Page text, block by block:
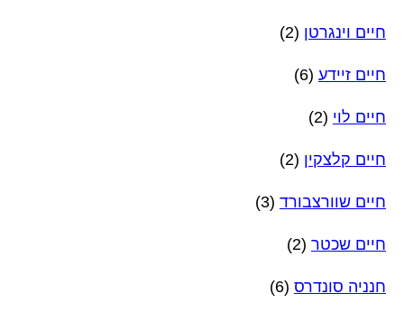
חיים וינגרטן (2)
חיים זיידע (6)
חיים לוי (2)
חיים קלצקין (2)
חיים שוורצבורד (3)
חיים שכטר (2)
חנניה סונדרס (6)